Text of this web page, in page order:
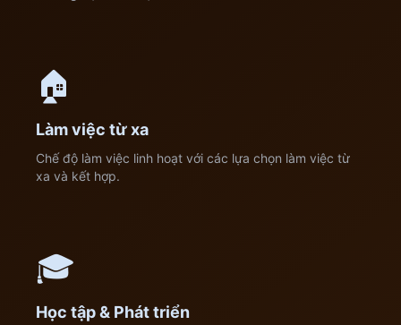
🏠
Làm việc từ xa
Chế độ làm việc linh hoạt với các lựa chọn làm việc từ
xa và kết hợp.
🎓
Học tập & Phát triển